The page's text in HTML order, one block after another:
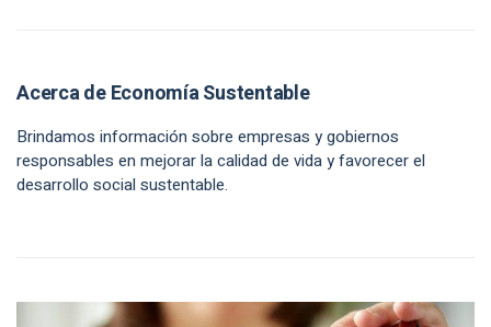
Acerca de Economía Sustentable
Brindamos información sobre empresas y gobiernos
responsables en mejorar la calidad de vida y favorecer el
desarrollo social sustentable.